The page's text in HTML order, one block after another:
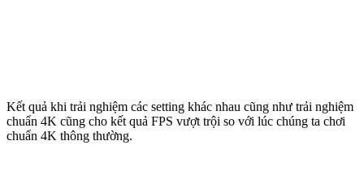
Kết quả khi trải nghiệm các setting khác nhau cũng như trải nghiệm
chuẩn 4K cũng cho kết quả FPS vượt trội so với lúc chúng ta chơi
chuẩn 4K thông thường.